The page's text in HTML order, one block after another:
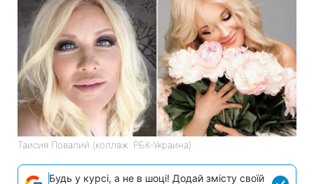
Таисия Повалий (коллаж: РБК-Украина)
Будь у курсі, а не в шоці! Додай змісту своїй